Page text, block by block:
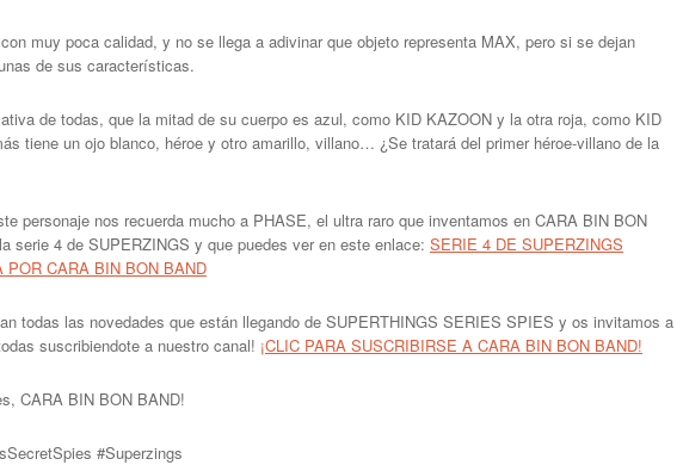
muy poca calidad, y no se llega a adivinar que objeto representa MAX, pero si se dejan
de sus características.
de todas, que la mitad de su cuerpo es azul, como KID KAZOON y la otra roja, como KID
tiene un ojo blanco, héroe y otro amarillo, villano… ¿Se tratará del primer héroe-villano de la
personaje nos recuerda mucho a PHASE, el ultra raro que inventamos en CARA BIN BON
serie 4 de SUPERZINGS y que puedes ver en este enlace: SERIE 4 DE SUPERZINGS
POR CARA BIN BON BAND
todas las novedades que están llegando de SUPERTHINGS SERIES SPIES y os invitamos a
suscribiendote a nuestro canal! ¡CLIC PARA SUSCRIBIRSE A CARA BIN BON BAND!
CARA BIN BON BAND!
#Superzings